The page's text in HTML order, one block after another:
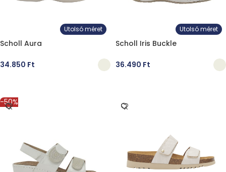
Utolsó méret
Scholl Aura
34.850 Ft
Utolsó méret
Scholl Iris Buckle
36.490 Ft
-50%